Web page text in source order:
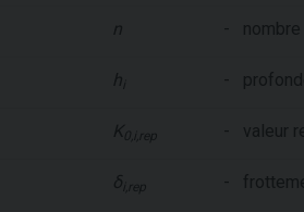
n -
h -
K 0,i,rep - valeur
δ i,rep -